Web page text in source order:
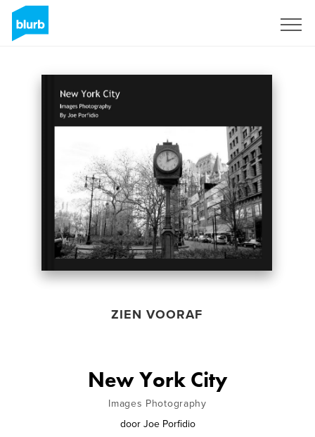
ZIEN VOORAF
New York City
Images Photography
door Joe Porfidio